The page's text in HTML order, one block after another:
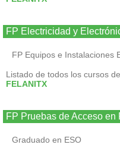
FP Electricidad y
FP Equipos e Instalaciones
Listado de todos los cursos de
FELANITX
FP Pruebas de Acceso en
Graduado en ESO